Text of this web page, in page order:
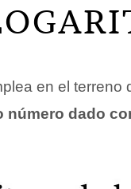
en el terreno
número dado